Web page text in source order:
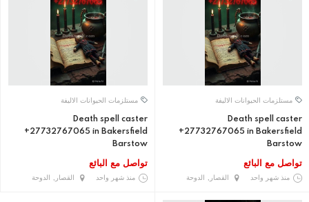
مستلزمات الحيوانات الاليفة
Death spell caster
+27732767065 in Bakersfield
Barstow
تواصل مع البائع
منذ شهر واحد القصار, الدوحة
مستلزمات الحيوانات الاليفة
Death spell caster
+27732767065 in Bakersfield
Barstow
تواصل مع البائع
منذ شهر واحد القصار, الدوحة